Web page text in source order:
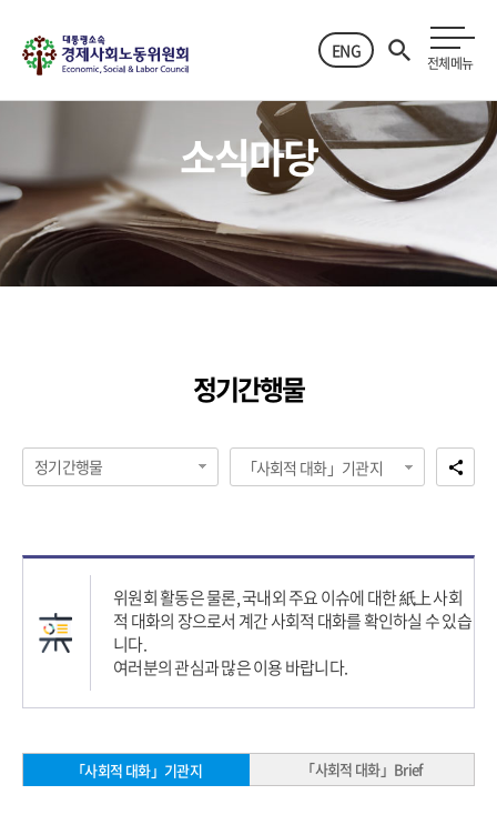
ENG
전체메뉴
소식마당
정기간행물
정기간행물 「사회적 대화」기관지
위원회 활동은 물론, 국내외 주요 이슈에 대한 紙上 사회
적 대화의 장으로서 계간 사회적 대화를 확인하실 수 있습
니다.
여러분의 관심과 많은 이용 바랍니다.
「사회적 대화」기관지 「사회적 대화」Brief